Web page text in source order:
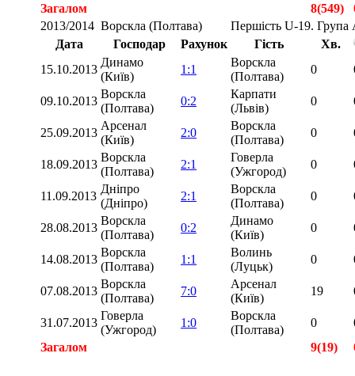
Загалом
8(549)
2013/2014 Ворскла (Полтава)
Першість U-19. Група
Дата
Господар Рахунок Гість
Хв.
15.10.2013
Динамо
(Київ)
1:1
Ворскла
(Полтава)
0
09.10.2013
Ворскла
(Полтава)
0:2
Карпати
(Львів)
0
25.09.2013
Арсенал
(Київ)
2:0
Ворскла
(Полтава)
0
18.09.2013
Ворскла
(Полтава)
2:1
Говерла
(Ужгород)
0
11.09.2013
Дніпро
(Дніпро)
2:1
Ворскла
(Полтава)
0
28.08.2013
Ворскла
(Полтава)
0:2
Динамо
(Київ)
0
14.08.2013
Ворскла
(Полтава)
1:1
Волинь
(Луцьк)
0
07.08.2013
Ворскла
(Полтава)
7:0
Арсенал
(Київ)
19
31.07.2013
Говерла
(Ужгород)
1:0
Ворскла
(Полтава)
0
Загалом
9(19)